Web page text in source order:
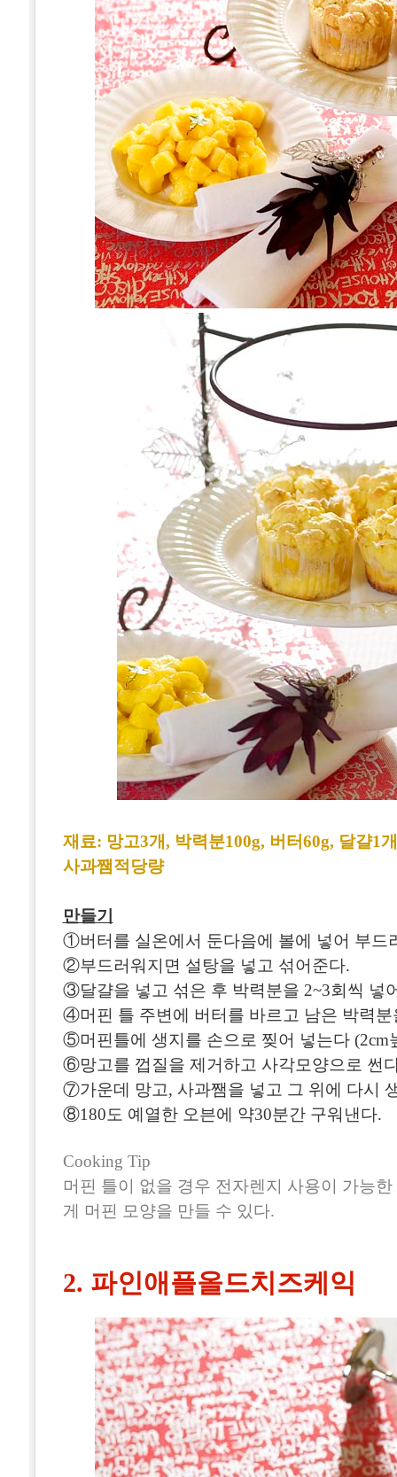
재료: 망고3개, 박력분100g, 버터60g, 달걀1
사과쨈적당량
만들기
①버터를 실온에서 둔다음에 볼에 넣어 부드
②부드러워지면 설탕을 넣고 섞어준다.
③달걀을 넣고 섞은 후 박력분을 2~3회씩 넣
④머핀 틀 주변에 버터를 바르고 남은 박력분
⑤머핀틀에 생지를 손으로 찢어 넣는다 (2cm
⑥망고를 껍질을 제거하고 사각모양으로 썬
⑦가운데 망고, 사과쨈을 넣고 그 위에 다시
⑧180도 예열한 오븐에 약30분간 구워낸다.
Cooking Tip
머핀 틀이 없을 경우 전자렌지 사용이 가능
게 머핀 모양을 만들 수 있다.
2. 파인애플올드치즈케익